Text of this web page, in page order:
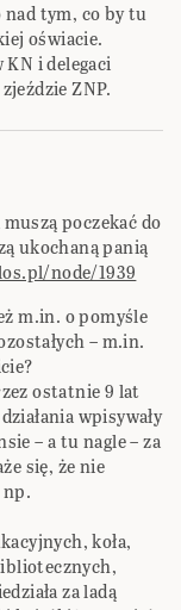
nad tym, co by tu
oświacie.
i delegaci
ZNP.
poczekać do
ukochaną panią
node/1939
m.in. o pomyśle
– m.in.
ostatnie 9 lat
wpisywały
– a tu nagle – za
się, że nie
np.
koła,
za ladą